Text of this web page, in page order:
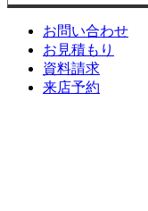
お問い合わせ
お見積もり
資料請求
来店予約